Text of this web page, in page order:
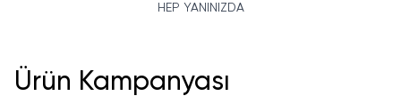
HEP YANINIZDA
Ürün Kampanyası